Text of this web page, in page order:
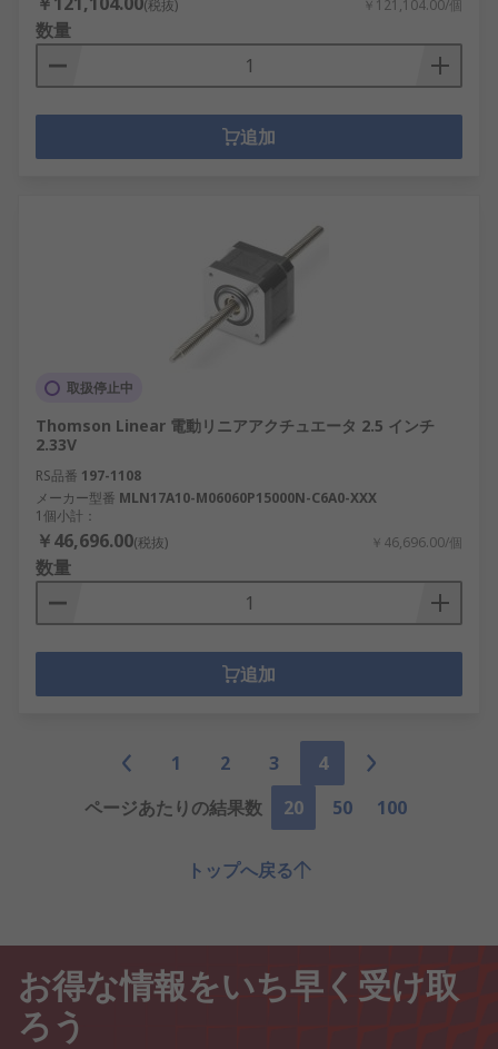
(税抜) ￥121,104.00/個
数量
追加
取扱停止中
Thomson Linear 電動リニアアクチュエータ 2.5 インチ
2.33V
RS品番 197-1108
メーカー型番 MLN17A10-M06060P15000N-C6A0-XXX
1個小計：
￥46,696.00(税抜) ￥46,696.00/個
数量
追加
1 2 3
4
ページあたりの結果数
20 50 100
トップへ戻る
お得な情報をいち早く受け取
ろう